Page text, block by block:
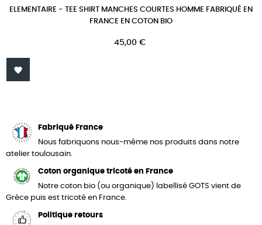
ELEMENTAIRE - TEE SHIRT MANCHES COURTES HOMME FABRIQUÉ EN
FRANCE EN COTON BIO
Prix
45,00 €

Fabriqué France
Nous fabriquons nous-même nos produits dans notre
atelier toulousain.
Coton organique tricoté en France
Notre coton bio (ou organique) labellisé GOTS vient de
Grèce puis est tricoté en France.
Politique retours